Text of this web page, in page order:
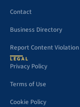
Contact
Business Directory
Report Content Violation
LEGAL
Privacy Policy
Terms of Use
Cookie Policy